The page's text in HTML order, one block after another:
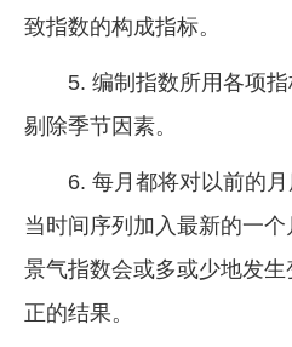
致指数的构成指标。
5. 编制指数所用各项
剔除季节因素。
6. 每月都将对以前的月
当时间序列加入最新的一
景气指数会或多或少地发
正的结果。